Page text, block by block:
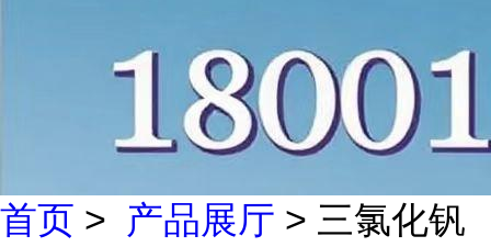
首页 > 产品展厅 > 三氯化钒